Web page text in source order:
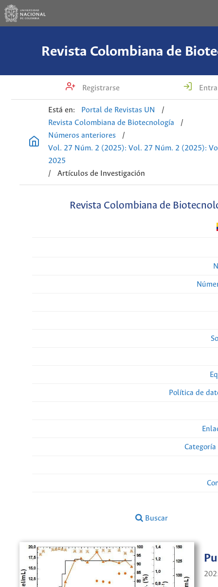
Revista Colombiana de
Registrarse
Está en: Portal de Revistas UN
/
Revista Colombiana de Biotecnología
/
Números anteriores
/
Vol. 27 Núm. 2 (2025): Vol. 27 Núm. 2 (2025):
2025
/
Artículos de Investigación
Revista Colombiana de
Política de
Buscar